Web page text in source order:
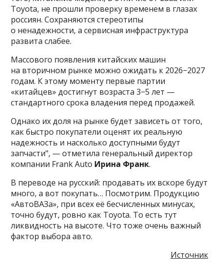
Toyota, не прошли проверку временем в глазах
россиян. Сохраняются стереотипы
о ненадежности, а сервисная инфраструктура
развита слабее.
Массового появления китайских машин
на вторичном рынке можно ожидать к 2026−2027
годам. К этому моменту первые партии
«китайцев» достигнут возраста 3−5 лет —
стандартного срока владения перед продажей.
Однако их доля на рынке будет зависеть от того,
как быстро покупатели оценят их реальную
надежность и насколько доступными будут
запчасти", — отметила генеральный директор
компании Frank Auto Ирина Франк.
В переводе на русский: продавать их вскоре будут
много, а вот покупать… Посмотрим. Продукцию
«АвтоВАЗа», при всех её бесчисленных минусах,
точно будут, ровно как Toyota. То есть тут
ликвидность на высоте. Что тоже очень важный
фактор выбора авто.
Источник